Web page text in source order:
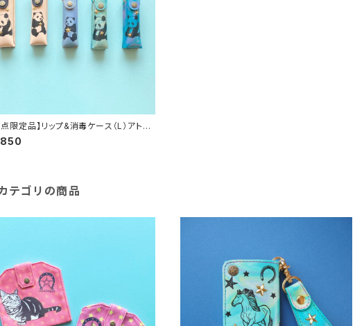
点限定品】リップ&消毒ケース（L）アトマ
付(パンダ)
テゴリの商品